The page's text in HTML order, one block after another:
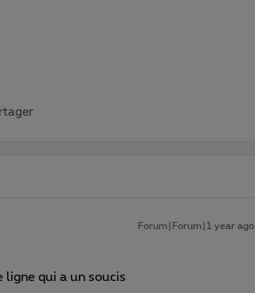
Forum|Forum|1 year ago
ligne qui a un soucis